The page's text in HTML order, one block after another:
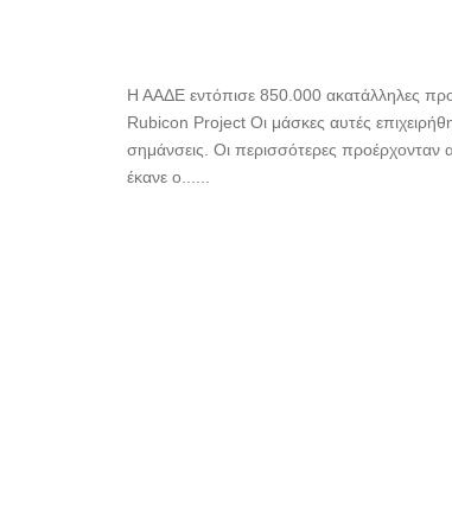
Η ΑΑΔΕ εντόπισε 850.000 ακατάλληλες
Rubicon Project Οι μάσκες αυτές
σημάνσεις. Οι περισσότερες
έκανε ο......